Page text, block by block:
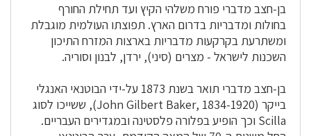
בן-חצב מדברי פורח משלהי הקיץ ועד תחילת החורף
בחולות ומדבריות בדרום הארץ. תפוצתו העולמית מוגבלת
ומשתרעת בקרקעות מדבריות בארצות המזרח התיכון
השכנות לישראל - מצרים (סיני), ירדן, לבנון וסוריה.
בן-חצב מדברי תואר בשנת 1873 על-ידי הבוטנאי האנגלי
בייקר (John Gilbert Baker, 1834-1920), ששייכו לסוג
Scilla וכך הופיע בפלורה פלסטינה ובמגדירים העבריים.